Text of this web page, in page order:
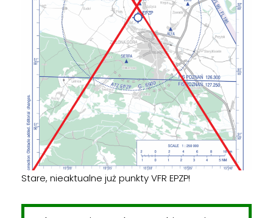
Stare, nieaktualne już punkty VFR EPZP!